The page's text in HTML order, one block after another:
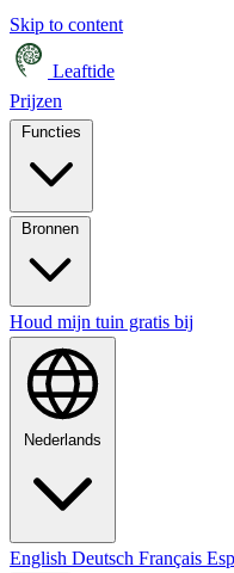
Skip to content
Leaftide
Prijzen
Houd mijn tuin gratis bij
Nederlands
English Deutsch Français